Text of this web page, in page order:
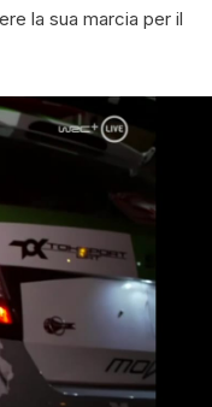
la sua marcia per il